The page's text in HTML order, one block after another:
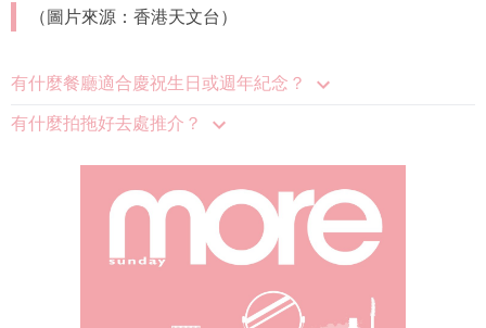
（圖片來源：香港天文台）
有什麼餐廳適合慶祝生日或週年紀念？
有什麼拍拖好去處推介？